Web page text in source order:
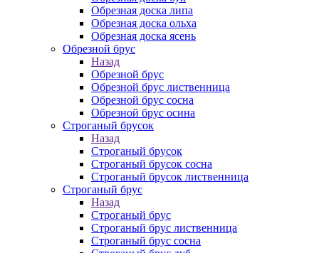
Обрезная доска липа
Обрезная доска ольха
Обрезная доска ясень
Обрезной брус
Назад
Обрезной брус
Обрезной брус лиственница
Обрезной брус сосна
Обрезной брус осина
Строганый брусок
Назад
Строганый брусок
Строганый брусок сосна
Строганый брусок лиственница
Строганый брус
Назад
Строганый брус
Строганый брус лиственница
Строганый брус сосна